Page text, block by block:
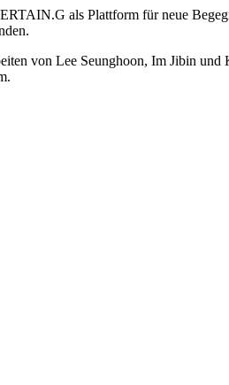
als Plattform für neue
von Lee Seunghoon, Im Jibin